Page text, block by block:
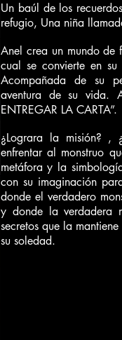
Un baúl de los
refugio, Una niña
Anel crea un mundo de
cual se convierte en
Acompañada de su
aventura de su vida.
ENTREGAR LA CARTA”.
¿Lograra la misión?
enfrentar al monstruo
metáfora y la
con su imaginación
donde el verdadero
y donde la verdadera
secretos que la
su soledad.